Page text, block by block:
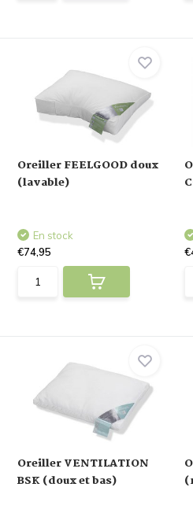
Oreiller FEELGOOD doux
(lavable)
En stock
€74,95
Oreiller VENTILATION
BSK (doux et bas)